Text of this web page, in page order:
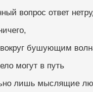
вопрос ответ
вокруг бушующим
могут в путь
лишь мыслящие